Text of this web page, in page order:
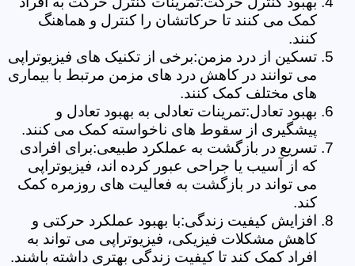
کمک می کنند تا حرکاتشان را کنترل و هماهنگ
کنند.
تسکین از درد مزمن:برخی از تکنیک های فیزیوتراپی
می توانند در کاهش درد های مزمن مرتبط با بیماری
های مختلف کمک کنند.
بهبود تعادل:تمرینات تعادلی به بهبود تعادل و
پیشگیری از سقوط های ناخواسته کمک می کنند.
تسریع در بازگشت به عملکرد طبیعی:برای افرادی
که از آسیب یا جراحی عبور کرده اند، فیزیوتراپی
می تواند در بازگشت به فعالیت های روزمره کمک
کند.
افزایش کیفیت زندگی:با بهبود عملکرد حرکتی و
کاهش مشکلات فیزیکی، فیزیوتراپی می تواند به
افراد کمک کند تا کیفیت زندگی بهتری داشته باشند.